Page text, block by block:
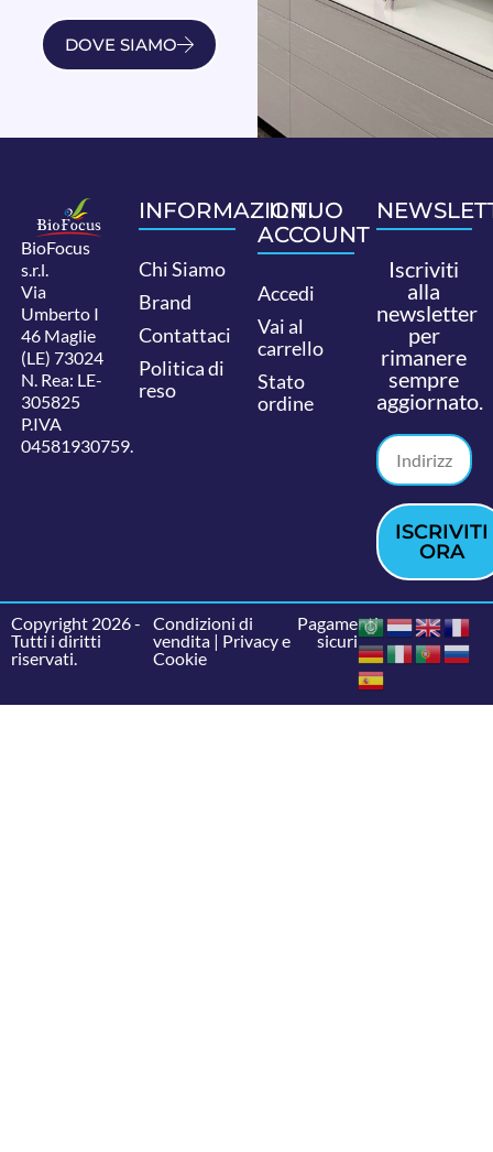
DOVE SIAMO
BioFocus
s.r.l.
Via
Umberto I
46 Maglie
(LE) 73024
N. Rea: LE-
305825
P.IVA
04581930759.
INFORMAZIONI
Chi Siamo
Brand
Contattaci
Politica di
reso
IL TUO
ACCOUNT
Accedi
Vai al
carrello
Stato
ordine
Iscriviti
alla
newsletter
per
rimanere
sempre
aggiornato.
ISCRIVITI
ORA
Copyright 2026 -
Tutti i diritti
riservati.
Condizioni di
vendita| Privacy e
Cookie
Pagamenti
sicuri